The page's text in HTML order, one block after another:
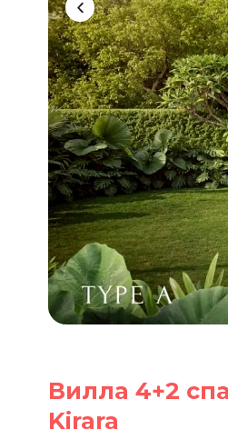
Вилла 4+2
Kirara